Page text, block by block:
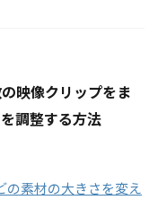
映像クリップをま
調整する方法
の素材の大きさを変え